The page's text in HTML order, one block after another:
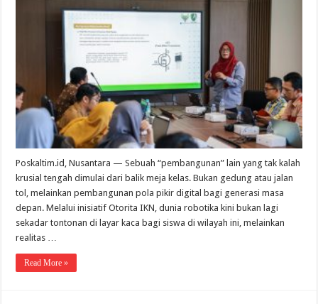
Poskaltim.id, Nusantara — Sebuah “pembangunan” lain yang tak kalah
krusial tengah dimulai dari balik meja kelas. Bukan gedung atau jalan
tol, melainkan pembangunan pola pikir digital bagi generasi masa
depan. Melalui inisiatif Otorita IKN, dunia robotika kini bukan lagi
sekadar tontonan di layar kaca bagi siswa di wilayah ini, melainkan
realitas …
Read More »